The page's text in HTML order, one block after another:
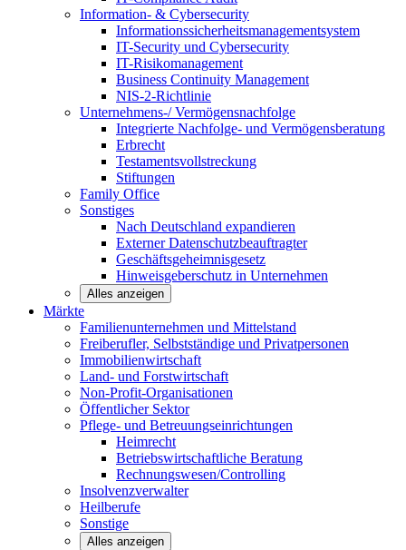
Information- & Cybersecurity
Informationssicherheitsmanagementsystem
IT-Security und Cybersecurity
IT-Risikomanagement
Business Continuity Management
NIS-2-Richtlinie
Unternehmens-/Vermögensnachfolge
Integrierte Nachfolge- und Vermögensberatung
Erbrecht
Testamentsvollstreckung
Stiftungen
Family Office
Sonstiges
Nach Deutschland expandieren
Externer Datenschutzbeauftragter
Geschäftsgeheimnisgesetz
Hinweisgeberschutz in Unternehmen
Alles anzeigen
Märkte
Familienunternehmen und Mittelstand
Freiberufler, Selbstständige und Privatpersonen
Immobilienwirtschaft
Land- und Forstwirtschaft
Non-Profit-Organisationen
Öffentlicher Sektor
Pflege- und Betreuungseinrichtungen
Heimrecht
Betriebswirtschaftliche Beratung
Rechnungswesen/Controlling
Insolvenzverwalter
Heilberufe
Sonstige
Alles anzeigen